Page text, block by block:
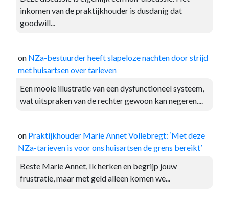
inkomen van de praktijkhouder is dusdanig dat
goodwill...
on NZa-bestuurder heeft slapeloze nachten door strijd
met huisartsen over tarieven
Een mooie illustratie van een dysfunctioneel systeem,
wat uitspraken van de rechter gewoon kan negeren....
on Praktijkhouder Marie Annet Vollebregt: ‘Met deze
NZa-tarieven is voor ons huisartsen de grens bereikt’
Beste Marie Annet, Ik herken en begrijp jouw
frustratie, maar met geld alleen komen we...